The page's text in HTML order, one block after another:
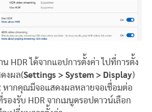
HDR ได้จากแอปการตั้งค่า ไปที่การตั้ง
งผล(Settings > System > Display)
หากคุณมีจอแสดงผลหลายจอเชื่อมต่อ
องรับ HDR จากเมนูดรอปดาวน์เลือก